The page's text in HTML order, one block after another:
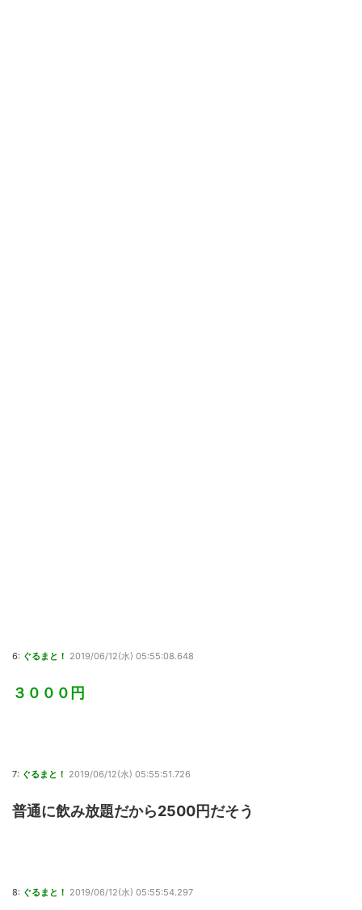
6: ぐるまと！ 2019/06/12(水) 05:55:08.648
３０００円
7: ぐるまと！ 2019/06/12(水) 05:55:51.726
普通に飲み放題だから2500円だそう
8: ぐるまと！ 2019/06/12(水) 05:55:54.297